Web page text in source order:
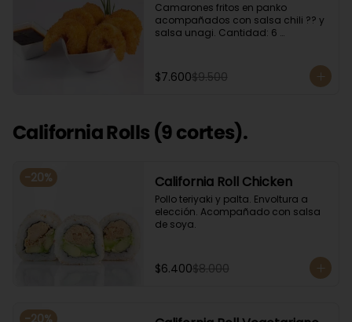
Camarones fritos en panko
acompañados con salsa chili ?? y
salsa unagi. Cantidad: 6
$7.600$9.500
California Rolls (9 cortes).
-20% California Roll Chicken
Pollo teriyaki y palta. Envoltura a
elección. Acompañado con salsa
de soya.
$6.400$8.000
-20%